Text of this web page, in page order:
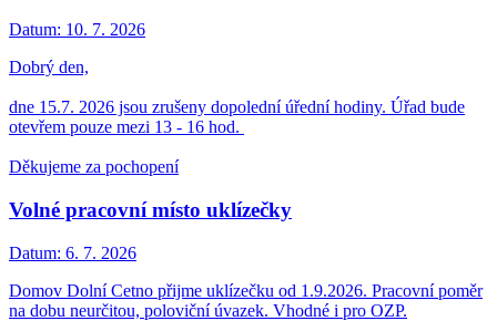
Datum: 10. 7. 2026
Dobrý den,
dne 15.7. 2026 jsou zrušeny dopolední úřední hodiny. Úřad bude
otevřem pouze mezi 13 - 16 hod.
Děkujeme za pochopení
Volné pracovní místo uklízečky
Datum: 6. 7. 2026
Domov Dolní Cetno přijme uklízečku od 1.9.2026. Pracovní poměr
na dobu neurčitou, poloviční úvazek. Vhodné i pro OZP.